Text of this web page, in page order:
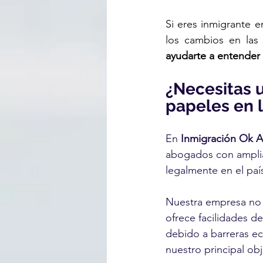
Si eres inmigrante
los cambios en
ayudarte a
¿Necesitas
papeles en
En Inmigración Ok
abogados con
legalmente en el
Nuestra empresa
ofrece facilidades
debido a barreras
nuestro principal